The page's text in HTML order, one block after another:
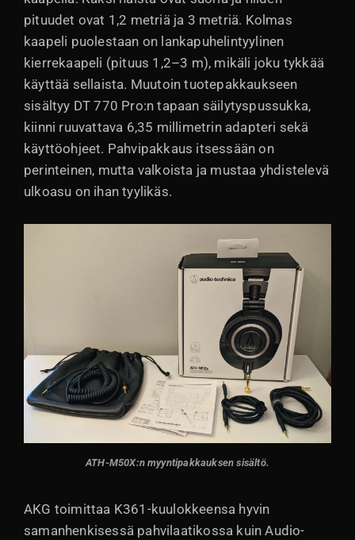
pituudet ovat 1,2 metriä ja 3 metriä. Kolmas
kaapeli puolestaan on lankapuhelintyylinen
kierrekaapeli (pituus 1,2–3 m), mikäli joku tykkää
käyttää sellaista. Muutoin tuotepakkaukseen
sisältyy DT 770 Pro:n tapaan säilytyspussukka,
kiinni ruuvattava 6,35 millimetrin adapteri sekä
käyttöohjeet. Pahvipakkaus itsessään on
perinteinen, mutta valkoista ja mustaa yhdistelevä
ulkoasu on ihan tyylikäs.
ATH-M50X:n myyntipakkauksen sisältö.
AKG toimittaa K361-kuulokkeensa hyvin
samanhenkisessä pahvilaatikossa kuin Audio-